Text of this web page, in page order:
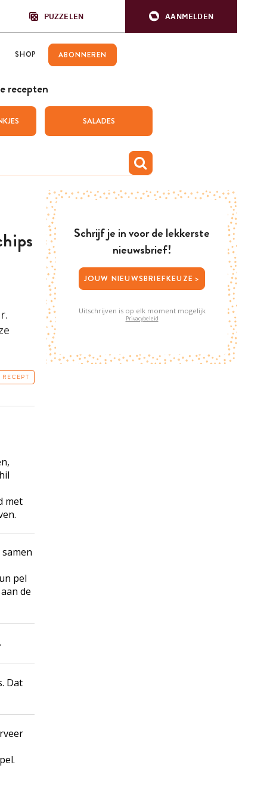
PUZZELEN AANMELDEN
SHOP ABONNEREN
recepten
SALADES
met
pel
de
Dat
Schrijf je in voor de lekkerste
nieuwsbrief!
JOUW NIEUWSBRIEFKEUZE >
Uitschrijven is op elk moment mogelijk
Privacybeleid